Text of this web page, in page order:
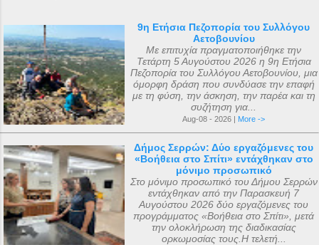
9η Ετήσια Πεζοπορία του Συλλόγου
Αετοβουνίου
Με επιτυχία πραγματοποιήθηκε την
Τετάρτη 5 Αυγούστου 2026 η 9η Ετήσια
Πεζοπορία του Συλλόγου Αετοβουνίου, μια
όμορφη δράση που συνδύασε την επαφή
με τη φύση, την άσκηση, την παρέα και τη
συζήτηση για...
Aug-08 - 2026 | More ->
Δήμος Σερρών: Δύο εργαζόμενες του
«Βοήθεια στο Σπίτι» εντάχθηκαν στο
μόνιμο προσωπικό
Στο μόνιμο προσωπικό του Δήμου Σερρών
εντάχθηκαν από την Παρασκευή 7
Αυγούστου 2026 δύο εργαζόμενες του
προγράμματος «Βοήθεια στο Σπίτι», μετά
την ολοκλήρωση της διαδικασίας
ορκωμοσίας τους.Η τελετή...